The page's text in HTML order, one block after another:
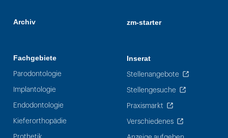
Archiv
Fachgebiete
Parodontologie
Implantologie
Endodontologie
Kieferorthopädie
Prothetik
zm-starter
Inserat
Stellenangebote
Stellengesuche
Praxismarkt
Verschiedenes